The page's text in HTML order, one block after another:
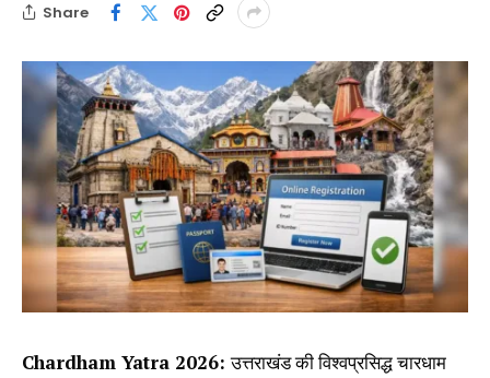
Share
Chardham Yatra 2026:उत्तराखंड की विश्वप्रसिद्ध चारधाम